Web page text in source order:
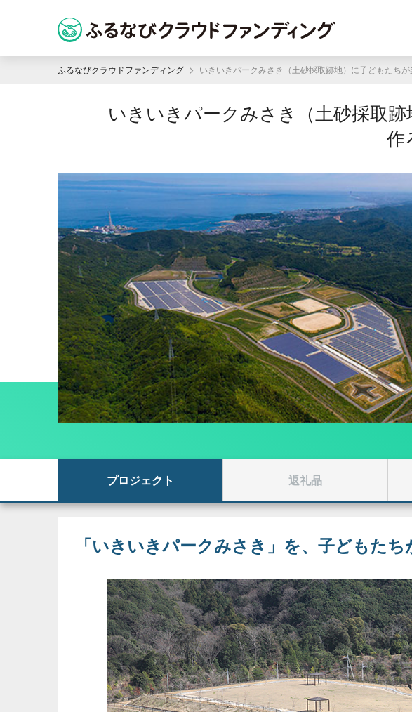
ふるなびクラウドファンディング
いきいきパークみさき（土砂採取
作
プロジェクト 返礼品
「いきいきパークみさき」を、子どもたち